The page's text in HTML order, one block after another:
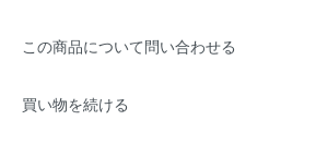
この商品について問い合わせる
買い物を続ける